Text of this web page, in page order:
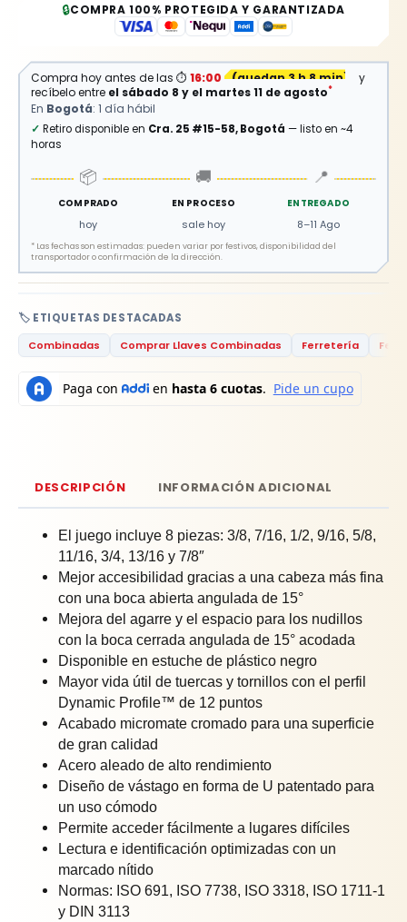
🏷️ ETIQUETAS DESTACADAS
Combinadas
Comprar Llaves Combinadas Ferretería
🔒COMPRA 100% PROTEGIDA Y GARANTIZADA
Compra hoy antes de las ⏱ 16:00 (quedan 3 h 8 min)
y
recíbelo entre el sábado 8 y el martes 11 de agosto*
En Bogotá: 1 día hábil
✓ Retiro disponible en Cra. 25 #15-58, Bogotá — listo en ~4
horas
📦
COMPRADO
hoy
🚚
EN PROCESO
sale hoy
📍
ENTREGADO
8–11 Ago
* Las fechas son estimadas: pueden variar por festivos, disponibilidad del
transportador o confirmación de la dirección.
DESCRIPCIÓN INFORMACIÓN ADICIONAL
El juego incluye 8 piezas: 3/8, 7/16, 1/2, 9/16, 5/8,
11/16, 3/4, 13/16 y 7/8″
Mejor accesibilidad gracias a una cabeza más fina
con una boca abierta angulada de 15°
Mejora del agarre y el espacio para los nudillos
con la boca cerrada angulada de 15° acodada
Disponible en estuche de plástico negro
Mayor vida útil de tuercas y tornillos con el perfil
Dynamic Profile™ de 12 puntos
Acabado micromate cromado para una superficie
de gran calidad
Acero aleado de alto rendimiento
Diseño de vástago en forma de U patentado para
un uso cómodo
Permite acceder fácilmente a lugares difíciles
Lectura e identificación optimizadas con un
marcado nítido
Normas: ISO 691, ISO 7738, ISO 3318, ISO 1711-1
y DIN 3113